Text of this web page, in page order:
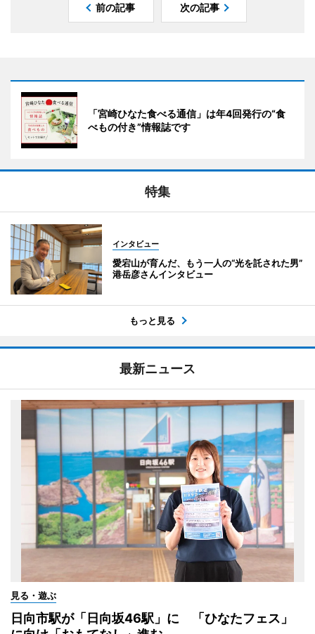
前の記事 次の記事
「宮崎ひなた食べる通信」は年4回発行の“食
べもの付き”情報誌です
特集
インタビュー
愛宕山が育んだ、もう一人の“光を託された男”
港岳彦さんインタビュー
もっと見る
最新ニュース
見る・遊ぶ
日向市駅が「日向坂46駅」に 「ひなたフェス」